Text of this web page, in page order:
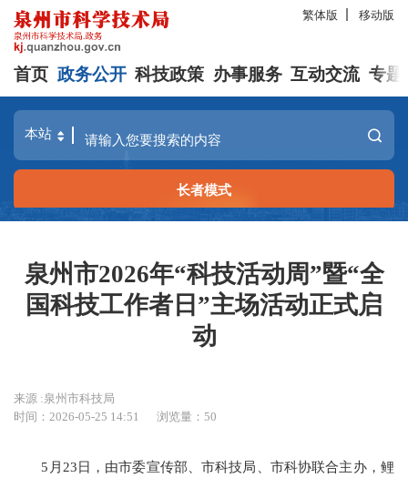
繁体版 移动版
首页 政务公开 科技政策 办事服务 互动交流 专题
长者模式
泉州市2026年“科技活动周”暨“全
国科技工作者日”主场活动正式启
动
来源 :泉州市科技局
时间：2026-05-25 14:51
浏览量：50
5月23日，由市委宣传部、市科技局、市科协联合主办，鲤